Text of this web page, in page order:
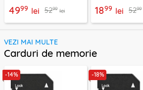
cablu Techsuit THC2
4999 lei 5299 lei 1899 lei 5299
VEZI MAI MULTE
Carduri de memorie
-14% -18%